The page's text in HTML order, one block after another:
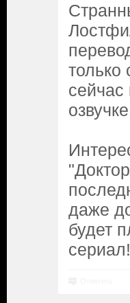
только
сейчас
даже
будет